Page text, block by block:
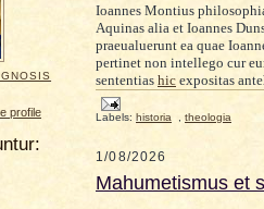
profile
Ioannes Montius
Aquinas alia et Ioannes
praeualuerunt ea quae
pertinet non intellego cur
sententias hic expositas
Labels: historia theologia
1/08/2026
Mahumetismus et